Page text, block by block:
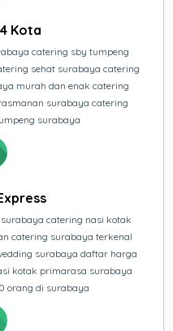
Kota
catering sby tumpeng
sehat surabaya catering
murah dan enak catering
surabaya catering
surabaya
catering nasi kotak
catering surabaya terkenal
surabaya daftar harga
kotak primarasa surabaya
orang di surabaya